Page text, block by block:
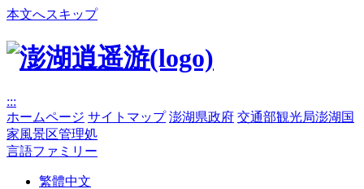
本文へスキップ
:::
ホームページ サイトマップ 澎湖県政府 交通部観光局澎湖国
家風景区管理処
言語ファミリー
繁體中文